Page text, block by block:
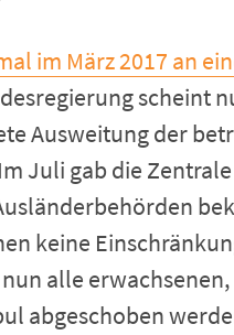
im März 2017 an
scheint
Ausweitung der
Juli gab die Zentrale
keine
alle erwachsenen,
abgeschoben